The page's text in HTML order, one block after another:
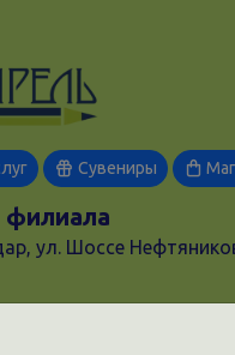
Сувениры
филиала
ул. Шоссе